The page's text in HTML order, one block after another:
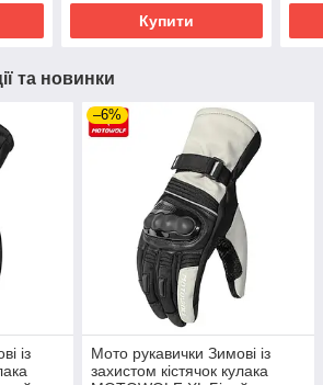
Купити
та новинки
із
–6%
Мото рукавички Зимові із
захистом кістячок кулака